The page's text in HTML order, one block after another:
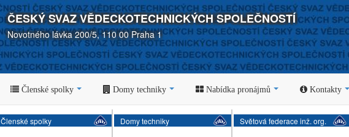
ČESKÝ SVAZ VĚDECKOTECHNICKÝCH SPOLEČNOSTÍ
Novotného lávka 200/5, 110 00 Praha 1
Členské spolky Domy techniky Nabídka pronájmů Kontakty
Členské spolky Domy techniky Světová federace inž. org.